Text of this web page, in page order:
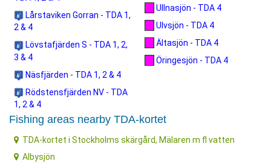
Lårstaviken Gorran - TDA 1,
2 & 4
Lövstafjärden S - TDA 1, 2,
3 & 4
Näsfjärden - TDA 1, 2 & 4
Rödstensfjärden NV - TDA
1, 2 & 4
Ullnasjön - TDA 4
Ulvsjön - TDA 4
Ältasjön - TDA 4
Öringesjön - TDA 4
Fishing areas nearby TDA-kortet
TDA-kortet i Stockholms skärgård, Mälaren m fl vatten
Albysjön